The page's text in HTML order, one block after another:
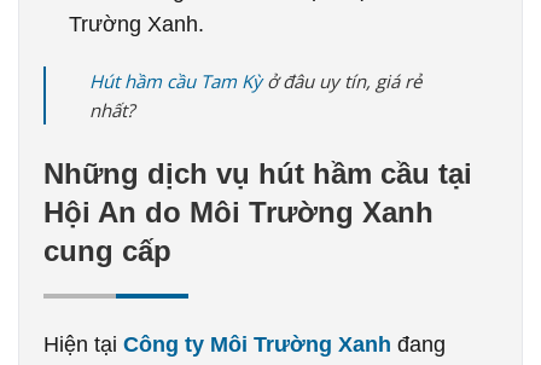
Trường Xanh.
Hút hầm cầu Tam Kỳở đâu uy tín, giá rẻ
nhất?
Những dịch vụ hút hầm cầu tại
Hội An do Môi Trường Xanh
cung cấp
Hiện tại Công ty Môi Trường Xanh đang